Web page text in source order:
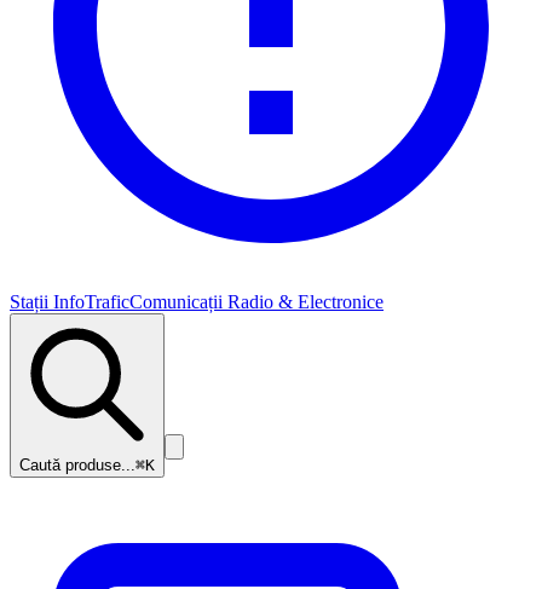
Stații InfoTraficComunicații Radio & Electronice
Caută produse...⌘K